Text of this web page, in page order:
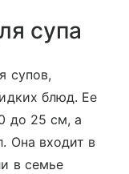
супа
супов,
блюд. Ее
до 25 см, а
Она входит в
в семье